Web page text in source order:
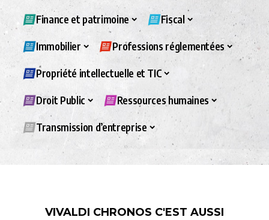
Finance et patrimoine Fiscal
Immobilier Professions réglementées
Propriété intellectuelle et TIC
Droit Public Ressources humaines
Transmission d’entreprise
VIVALDI CHRONOS C'EST AUSSI